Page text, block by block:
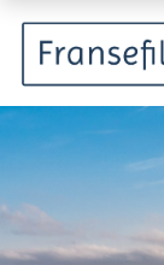
Animatie
Documentaire